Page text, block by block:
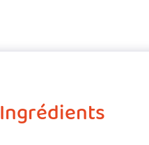
Ingrédients